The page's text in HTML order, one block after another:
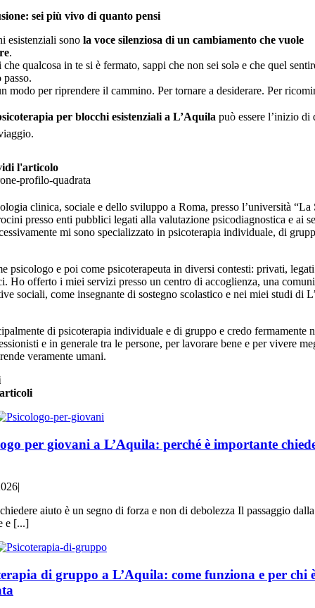
sei più vivo di quanto pensi
esistenziali sono la voce silenziosa di un cambiamento che vuole
.
che qualcosa in te si è fermato, sappi che non sei solə e che quel
modo per riprendere il cammino. Per tornare a desiderare. Per
per blocchi esistenziali a L’Aquila può essere l’inizio di
l'articolo
clinica, sociale e dello sviluppo a Roma, presso l’università “La
presso enti pubblici legati alla valutazione psicodiagnostica e ai
mi sono specializzato in psicoterapia individuale, di
psicologo e poi come psicoterapeuta in diversi contesti: privati,
Ho offerto i miei servizi presso un centro di accoglienza, una
sociali, come insegnante di sostegno scolastico e nei miei studi di
di psicoterapia individuale e di gruppo e credo fermamente
e in generale tra le persone, per lavorare bene e per vivere
veramente umani.
per giovani a L’Aquila: perché è importante
|
aiuto è un segno di forza e non di debolezza Il passaggio
e [...]
di gruppo a L’Aquila: come funziona e per chi